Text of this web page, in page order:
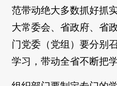
范带动绝大多数抓好抓
大常委会、省政府、省
门党委（党组）要分别
学习，带动全省不断把